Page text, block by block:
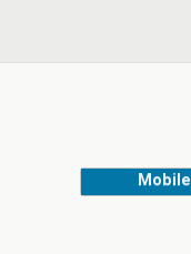
Mobile